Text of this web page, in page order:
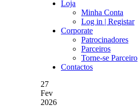
Loja
Minha Conta
Log in | Registar
Corporate
Patrocinadores
Parceiros
Torne-se Parceiro
Contactos
27
Fev
2026